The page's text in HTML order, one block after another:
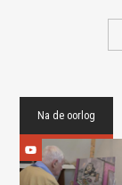
Na de oorlog